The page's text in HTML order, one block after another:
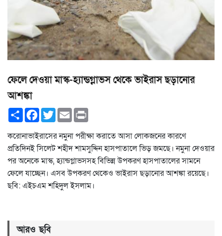
ফেলে দেওয়া মাস্ক-হ্যান্ডগ্লাভস থেকে ভাইরাস ছড়ানোর
আশঙ্কা
ShareFacebook
TwitterEmail
করোনাভাইরাসের নমুনা পরীক্ষা করাতে আসা লোকজনের কারণে
প্রতিদিনই সিলেট শহীদ শামসুদ্দিন হাসপাতালে ভিড় জমছে। নমুনা দেওয়ার
পর অনেকে মাস্ক, হ্যান্ডগ্লাভসসহ বিভিন্ন উপকরণ হাসপাতালের সামনে
ফেলে যাচ্ছেন। এসব উপকরণ থেকেও ভাইরাস ছড়ানোর আশঙ্কা রয়েছে।
ছবি: এইচএম শহিদুল ইসলাম।
আরও ছবি